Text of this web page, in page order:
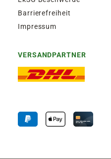
Barrierefreiheit
Impressum
VERSANDPARTNER